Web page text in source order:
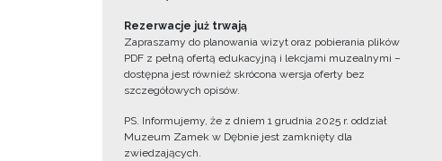
Rezerwacje już trwają
Zapraszamy do planowania wizyt oraz pobierania plików
PDF z pełną ofertą edukacyjną i lekcjami muzealnymi –
dostępna jest również skrócona wersja oferty bez
szczegółowych opisów.
PS. Informujemy, że z dniem 1 grudnia 2025 r. oddział
Muzeum Zamek w Dębnie jest zamknięty dla
zwiedzających.